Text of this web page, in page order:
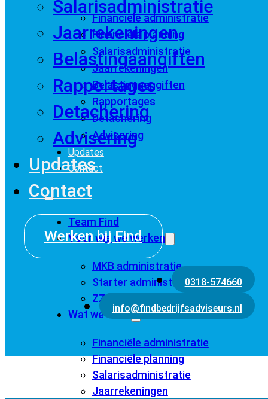
Financiële administratie
Financiële planning
Salarisadministratie
Jaarrekeningen
Belastingaangiften
Rapportages
Detachering
Advisering
Updates
Contact
Team Find
Voor wie we werken
MKB administratie
Starter administratie
ZZP administratie
Wat we doen
Financiële administratie
Financiële planning
Salarisadministratie
Jaarrekeningen
Salarisadministratie
Jaarrekeningen
Belastingaangiften
Rapportages
Detachering
Advisering
Updates
Contact
Werken bij Find
0318-574660
info@findbedrijfsadviseurs.nl